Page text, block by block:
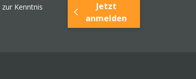
zur Kenntnis
Jetzt
anmelden